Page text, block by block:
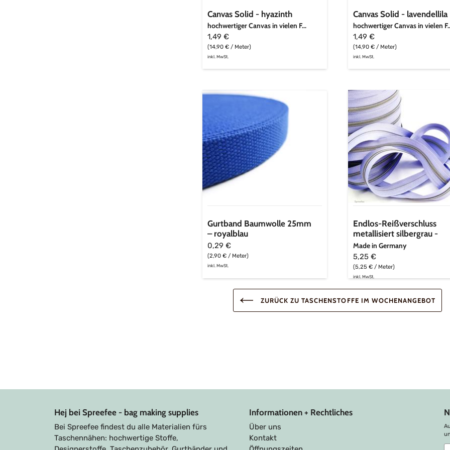
Canvas Solid - hyazinth
hochwertiger Canvas in vielen F...
1,49 €
(14,90 € / Meter)
inkl. MwSt.
Canvas Solid - lavendellila
hochwertiger Canvas in vielen
1,49 €
(14,90 € / Meter)
inkl. MwSt.
royalblau
Gurtband Baumwolle 25mm
– royalblau
0,29 €
(2,90 € / Meter)
inkl. MwSt.
Endlos-
Reißverschluss
metallisiert
silbergrau
-
flieder
Endlos-Reißverschluss
metallisiert silbergrau -
flieder
Made in Germany
5,25 €
(5,25 € / Meter)
inkl. MwSt.
ZURÜCK ZU TASCHENSTOFFE IM WOCHENANGEBOT
Hej bei Spreefee - bag making supplies
Bei Spreefee findest du alle Materialien fürs
Taschennähen: hochwertige Stoffe,
Informationen + Rechtliches
Über uns
Kontakt